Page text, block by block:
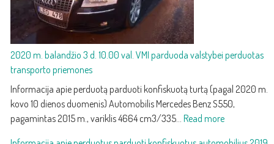
akumuliatorių
jį
pakeisti
2020 m. balandžio 3 d. 10.00 val. VMI parduoda valstybei perduotas
transporto priemones
Informacija apie perduotą parduoti konfiskuotą turtą (pagal 2020 m.
kovo 10 dienos duomenis) Automobilis Mercedes Benz S550,
pagamintas 2015 m., variklis 4664 cm3/335… Read more: